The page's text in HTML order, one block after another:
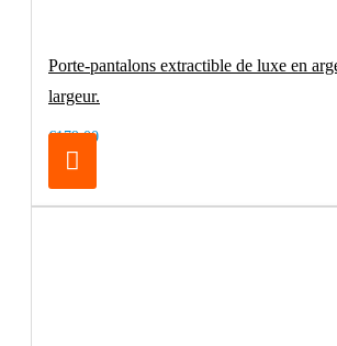
Porte-pantalons extractible de luxe en
largeur.
€179.00